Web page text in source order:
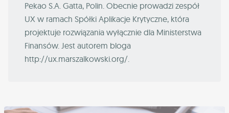
Pekao S.A. Gatta, Polin. Obecnie prowadzi zespół
UX w ramach Spółki Aplikacje Krytyczne, która
projektuje rozwiązania wyłącznie dla Ministerstwa
Finansów. Jest autorem bloga
http://ux.marszalkowski.org/.